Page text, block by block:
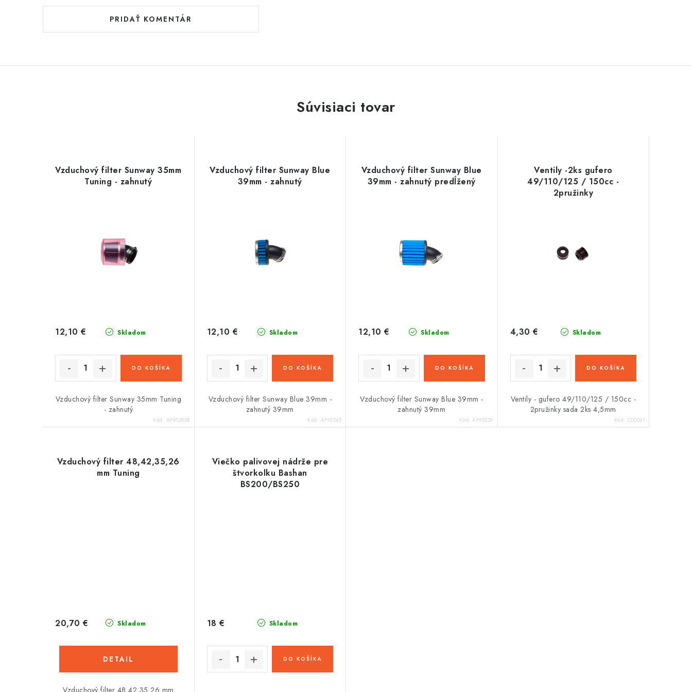
PRIDAŤ KOMENTÁR
Súvisiaci tovar
Vzduchový filter Sunway 35mm
Tuning - zahnutý
Skladom
12,10 €
DO KOŠÍKA
Vzduchový filter Sunway 35mm Tuning
- zahnutý
Kód: AF95286B
Vzduchový filter Sunway Blue
39mm - zahnutý
Skladom
12,10 €
DO KOŠÍKA
Vzduchový filter Sunway Blue 39mm -
zahnutý 39mm
Kód: AF95245
Vzduchový filter Sunway Blue
39mm - zahnutý predĺžený
Skladom
12,10 €
DO KOŠÍKA
Vzduchový filter Sunway Blue 39mm -
zahnutý 39mm
Kód: AF95229
Ventily -2ks gufero
49/110/125 / 150cc -
2pružinky
Skladom
4,30 €
DO KOŠÍKA
Ventily - gufero 49/110/125 / 150cc -
2pružinky sada 2ks 4,5mm
Kód: ZD0041
Vzduchový filter 48,42,35,26
mm Tuning
Skladom
20,70 €
DETAIL
Vzduchový filter 48,42,35,26 mm
Viečko palivovej nádrže pre
štvorkolku Bashan
BS200/BS250
Skladom
18 €
DO KOŠÍKA